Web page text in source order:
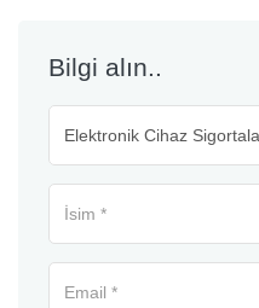
Bilgi alın..